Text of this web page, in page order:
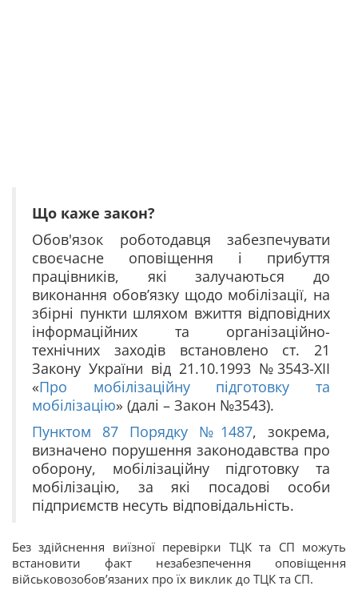
Що каже закон?
Обов'язок роботодавця забезпечувати
своєчасне оповіщення і прибуття
працівників, які залучаються до
виконання обов’язку щодо мобілізації, на
збірні пункти шляхом вжиття відповідних
інформаційних та організаційно-
технічних заходів встановлено ст. 21
Закону України від 21.10.1993 №3543-XII
«Про мобілізаційну підготовку та
мобілізацію» (далі – Закон №3543).
Пунктом 87 Порядку №1487, зокрема,
визначено порушення законодавства про
оборону, мобілізаційну підготовку та
мобілізацію, за які посадові особи
підприємств несуть відповідальність.
Без здійснення виїзної перевірки ТЦК та СП можуть
встановити факт незабезпечення оповіщення
військовозобов’язаних про їх виклик до ТЦК та СП.